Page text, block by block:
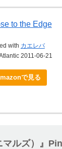
to the Edge
with カエレバ
2011-06-21
で見る
ルズ）』